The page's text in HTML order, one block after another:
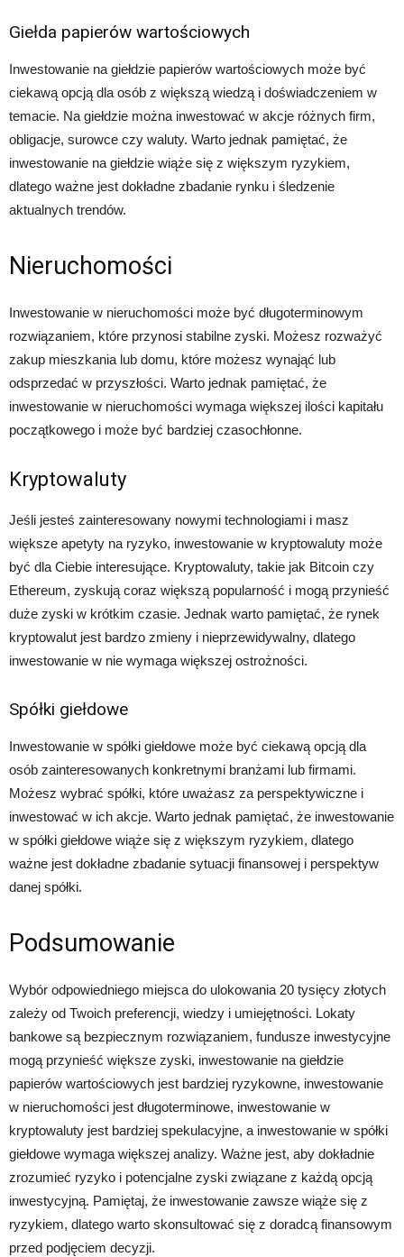
Giełda papierów wartościowych
Inwestowanie na giełdzie papierów wartościowych może być
ciekawą opcją dla osób z większą wiedzą i doświadczeniem w
temacie. Na giełdzie można inwestować w akcje różnych firm,
obligacje, surowce czy waluty. Warto jednak pamiętać, że
inwestowanie na giełdzie wiąże się z większym ryzykiem,
dlatego ważne jest dokładne zbadanie rynku i śledzenie
aktualnych trendów.
Nieruchomości
Inwestowanie w nieruchomości może być długoterminowym
rozwiązaniem, które przynosi stabilne zyski. Możesz rozważyć
zakup mieszkania lub domu, które możesz wynająć lub
odsprzedać w przyszłości. Warto jednak pamiętać, że
inwestowanie w nieruchomości wymaga większej ilości kapitału
początkowego i może być bardziej czasochłonne.
Kryptowaluty
Jeśli jesteś zainteresowany nowymi technologiami i masz
większe apetyty na ryzyko, inwestowanie w kryptowaluty może
być dla Ciebie interesujące. Kryptowaluty, takie jak Bitcoin czy
Ethereum, zyskują coraz większą popularność i mogą przynieść
duże zyski w krótkim czasie. Jednak warto pamiętać, że rynek
kryptowalut jest bardzo zmieny i nieprzewidywalny, dlatego
inwestowanie w nie wymaga większej ostrożności.
Spółki giełdowe
Inwestowanie w spółki giełdowe może być ciekawą opcją dla
osób zainteresowanych konkretnymi branżami lub firmami.
Możesz wybrać spółki, które uważasz za perspektywiczne i
inwestować w ich akcje. Warto jednak pamiętać, że inwestowanie
w spółki giełdowe wiąże się z większym ryzykiem, dlatego
ważne jest dokładne zbadanie sytuacji finansowej i perspektyw
danej spółki.
Podsumowanie
Wybór odpowiedniego miejsca do ulokowania 20 tysięcy złotych
zależy od Twoich preferencji, wiedzy i umiejętności. Lokaty
bankowe są bezpiecznym rozwiązaniem, fundusze inwestycyjne
mogą przynieść większe zyski, inwestowanie na giełdzie
papierów wartościowych jest bardziej ryzykowne, inwestowanie
w nieruchomości jest długoterminowe, inwestowanie w
kryptowaluty jest bardziej spekulacyjne, a inwestowanie w spółki
giełdowe wymaga większej analizy. Ważne jest, aby dokładnie
zrozumieć ryzyko i potencjalne zyski związane z każdą opcją
inwestycyjną. Pamiętaj, że inwestowanie zawsze wiąże się z
ryzykiem, dlatego warto skonsultować się z doradcą finansowym
przed podjęciem decyzji.